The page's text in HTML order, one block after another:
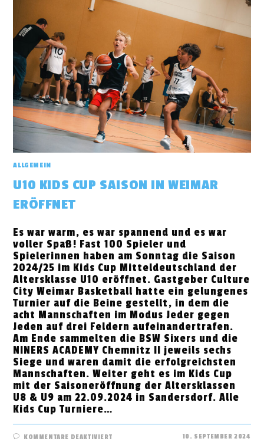
ALLGEMEIN
U10 KIDS CUP SAISON IN WEIMAR
ERÖFFNET
Es war warm, es war spannend und es war
voller Spaß! Fast 100 Spieler und
Spielerinnen haben am Sonntag die Saison
2024/25 im Kids Cup Mitteldeutschland der
Altersklasse U10 eröffnet. Gastgeber Culture
City Weimar Basketball hatte ein gelungenes
Turnier auf die Beine gestellt, in dem die
acht Mannschaften im Modus Jeder gegen
Jeden auf drei Feldern aufeinandertrafen.
Am Ende sammelten die BSW Sixers und die
NINERS ACADEMY Chemnitz II jeweils sechs
Siege und waren damit die erfolgreichsten
Mannschaften. Weiter geht es im Kids Cup
mit der Saisoneröffnung der Altersklassen
U8 & U9 am 22.09.2024 in Sandersdorf. Alle
Kids Cup Turniere…
KOMMENTARE DEAKTIVIERTFÜR
10. SEPTEMBER 2024